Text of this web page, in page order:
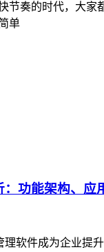
节奏的时代，大
单
功能架构、应
软件成为企业提